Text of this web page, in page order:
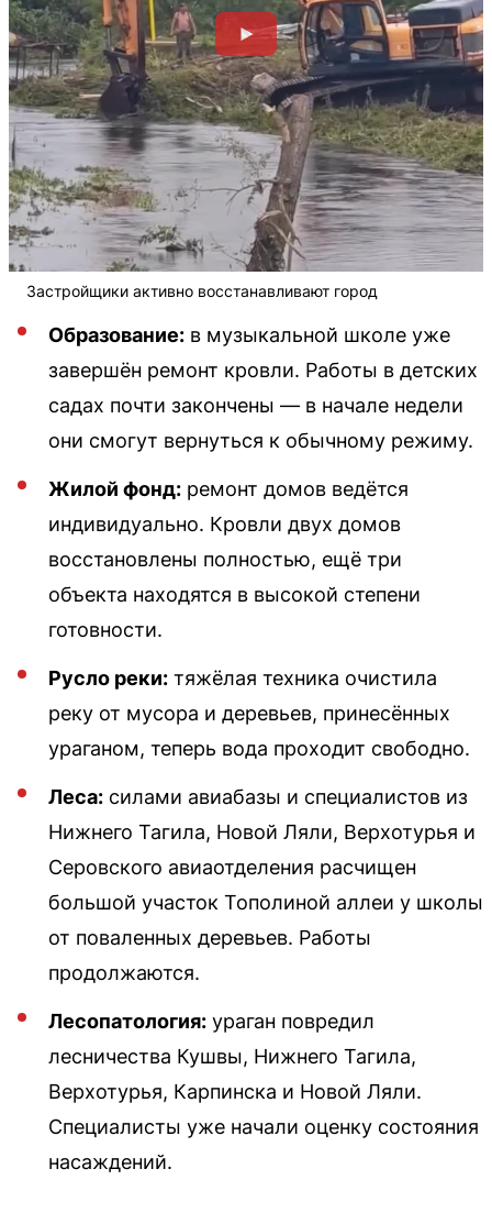
Застройщики активно восстанавливают город
Образование: в музыкальной школе уже
завершён ремонт кровли. Работы в детских
садах почти закончены — в начале недели
они смогут вернуться к обычному режиму.
Жилой фонд: ремонт домов ведётся
индивидуально. Кровли двух домов
восстановлены полностью, ещё три
объекта находятся в высокой степени
готовности.
Русло реки: тяжёлая техника очистила
реку от мусора и деревьев, принесённых
ураганом, теперь вода проходит свободно.
Леса: силами авиабазы и специалистов из
Нижнего Тагила, Новой Ляли, Верхотурья и
Серовского авиаотделения расчищен
большой участок Тополиной аллеи у школы
от поваленных деревьев. Работы
продолжаются.
Лесопатология: ураган повредил
лесничества Кушвы, Нижнего Тагила,
Верхотурья, Карпинска и Новой Ляли.
Специалисты уже начали оценку состояния
насаждений.